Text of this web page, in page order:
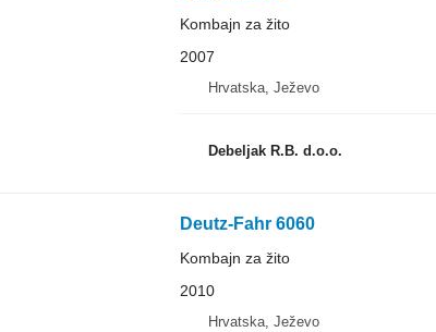
Kombajn za žito
2007
Hrvatska, Ježevo
Debeljak R.B. d.o.o.
Deutz-Fahr 6060
Kombajn za žito
2010
Hrvatska, Ježevo